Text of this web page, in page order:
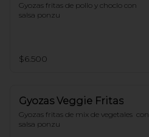
Gyozas fritas de pollo y choclo con
salsa ponzu
$6.500
Gyozas Veggie Fritas
Gyozas fritas de mix de vegetales  con
salsa ponzu